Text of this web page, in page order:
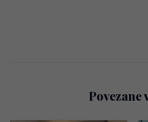
Povezane